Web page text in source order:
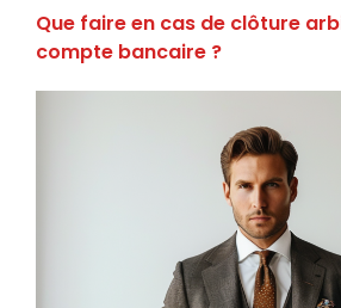
Que faire en cas de clôture
compte bancaire ?